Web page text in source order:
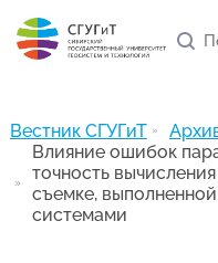
Правила
Список научных
Полезные ссылки
Вестник СГУГиТ
Влияние ошибок
точность
съемке,
системами